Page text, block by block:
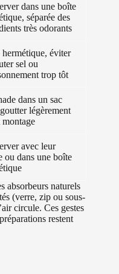
dans une boîte
séparée des
très odorants
éviter
sel ou
trop tôt
dans un sac
légèrement
montage
avec leur
ou dans une boîte
absorbeurs naturels
(verre, zip ou sous-
circule. Ces gestes
restent